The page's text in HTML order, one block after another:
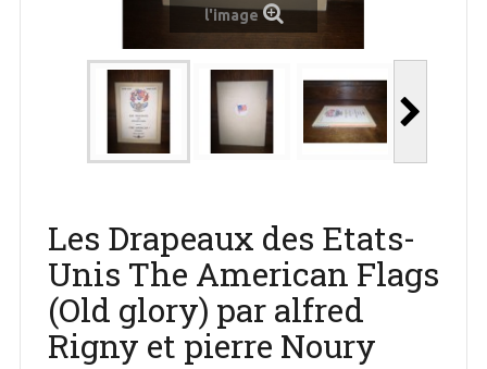
l'image
Les Drapeaux des Etats-
Unis The American Flags
(Old glory) par alfred
Rigny et pierre Noury